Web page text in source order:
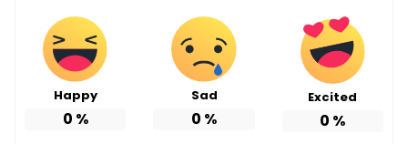
Happy
0 %
Sad
0 %
Excited
0 %